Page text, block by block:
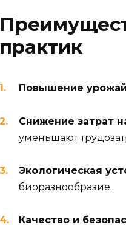
практик
Повышение
Снижение затрат
уменьшают
Экологическая
биоразнообразие.
Качество и